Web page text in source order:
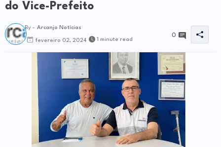
do Vice-Prefeito
By - Arcanjo Notícias
fevereiro 02, 2024 1 minute read
0